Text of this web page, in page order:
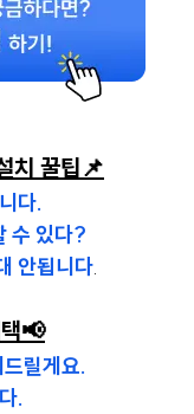
치 꿀팁📌
다.
수 있다?
안됩니다.
📢
릴게요.
.